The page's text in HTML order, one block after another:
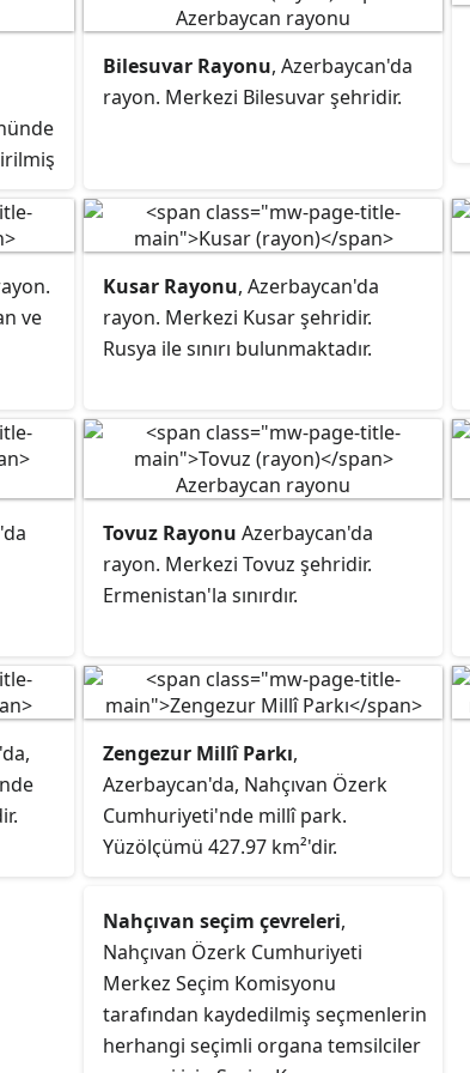
ve
Bilesuvar Rayonu, Azerbaycan'da
rayon. Merkezi Bilesuvar şehridir.
ve
Kusar Rayonu, Azerbaycan'da
rayon. Merkezi Kusar şehridir.
Rusya ile sınırı bulunmaktadır.
Tovuz Rayonu Azerbaycan'da
rayon. Merkezi Tovuz şehridir.
Ermenistan'la sınırdır.
Zengezur Millî Parkı,
Azerbaycan'da, Nahçıvan Özerk
Cumhuriyeti'nde millî park.
Yüzölçümü 427.97 km²'dir.
Nahçıvan seçim çevreleri,
Nahçıvan Özerk Cumhuriyeti
Merkez Seçim Komisyonu
tarafından kaydedilmiş seçmenlerin
herhangi seçimli organa temsilciler